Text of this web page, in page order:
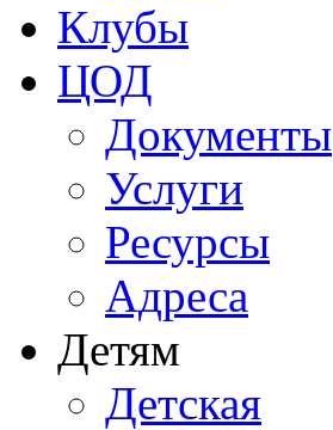
Клубы
ЦОД
Документы
Услуги
Ресурсы
Адреса
Детям
Детская